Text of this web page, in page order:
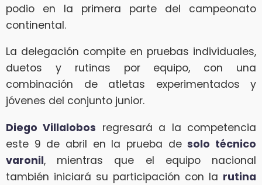
podio en la primera parte del campeonato
continental.
La delegación compite en pruebas individuales,
duetos y rutinas por equipo, con una
combinación de atletas experimentados y
jóvenes del conjunto junior.
Diego Villalobos regresará a la competencia
este 9 de abril en la prueba desolo técnico
varonil, mientras que el equipo nacional
también iniciará su participación con la rutina